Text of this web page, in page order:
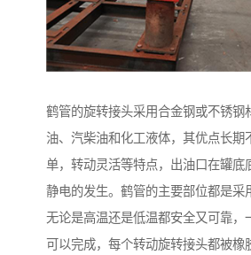
鹤管的旋转接头采用合金钢或不锈钢
油、汽柴油和化工液体，其优点长期
单，转动灵活等特点，出油口在罐底
静电的发生。鹤管的主要部位都是采
无论是高温还是低温都安全又可靠，
可以完成，每个转动旋转接头都被橡